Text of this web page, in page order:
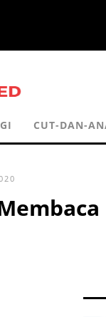
CUT-DAN-